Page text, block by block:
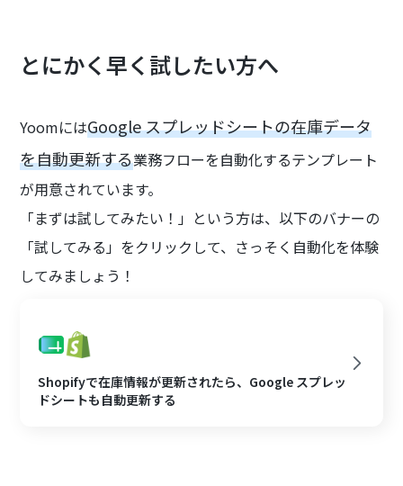
とにかく早く試したい方へ
YoomにはGoogle スプレッドシートの在庫データ
を自動更新する業務フローを自動化するテンプレート
が用意されています。
「まずは試してみたい！」という方は、以下のバナーの
「試してみる」をクリックして、さっそく自動化を体験
してみましょう！
Shopifyで在庫情報が更新されたら、Google スプレッ
ドシートも自動更新する